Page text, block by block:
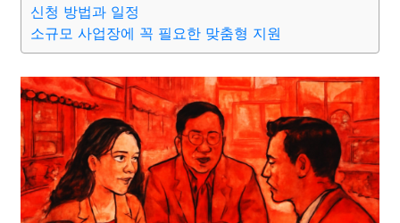
맛집 IT 컴퓨터 기술 종교 사회
의료 의학 경제 마케팅 부동산 외국어 교육
교통 생활 기타
신청 방법과 일정
소규모 사업장에 꼭 필요한 맞춤형 지원